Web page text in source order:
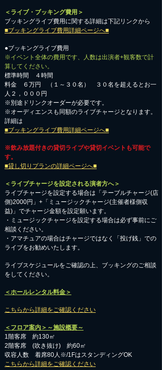
＜ライブ・ブッキング費用＞
ブッキングライブ費用に関する詳細は下記リンクから
■ブッキングライブ費用詳細ページへ■
●ブッキングライブ費用
※イベント全体の費用です、人数は出演者+観客数で計
算してください。
標準時間 ４時間
料金 ６万円 （１～３０名） ３０名を超えるとお一
人２，０００円
※別途ドリンクオーダーが必要です。
※オーディエンスも同額のライブチャージとなります。
詳細は
■ブッキングライブ費用詳細ページへ■
※飲み放題付きの貸切ライブや貸切イベントも可能で
す。
■貸し切りプランの詳細ページへ■
＜ライブチャージを設定される演者方へ＞
ライブチャージを設定する場合は「テーブルチャージ(店
側)2000円」+「ミュージックチャージ(主催者様側収
益)」でチャージ金額を設定願います。
・ミュージックチャージを設定する場合は必ず事前にご
相談ください。
​・アマチュアの場合はチャージではなく「投げ銭」での
ライブをお勧めいたします。
​ライブスケジュールをご確認の上、ブッキングのご相談
をしてください。
＜ホールレンタル料金＞
こちらから詳細をご確認ください
＜フロア案内＞～施設概要～
1階客席 約130㎡
2階客席 (吹き抜け) 約60㎡
収容人数 着席80人※/1FはスタンディングOK
こちらから詳細をご確認ください